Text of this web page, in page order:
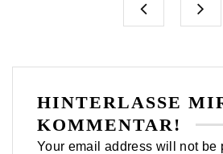
HINTERLASSE
KOMMENTAR!
Your email address will not be